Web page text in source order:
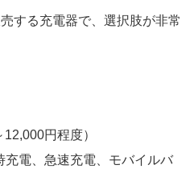
する充電器で、選択肢が非常
12,000円程度）
充電、急速充電、モバイルバ